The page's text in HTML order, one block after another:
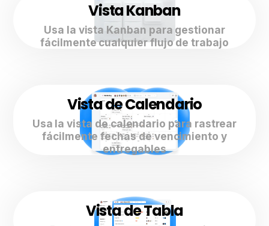
Vista Kanban
Usa la vista Kanban para gestionar
fácilmente cualquier flujo de trabajo
Vista de Calendario
Usa la vista de calendario para rastrear
fácilmente fechas de vencimiento y
entregables
Vista de Tabla